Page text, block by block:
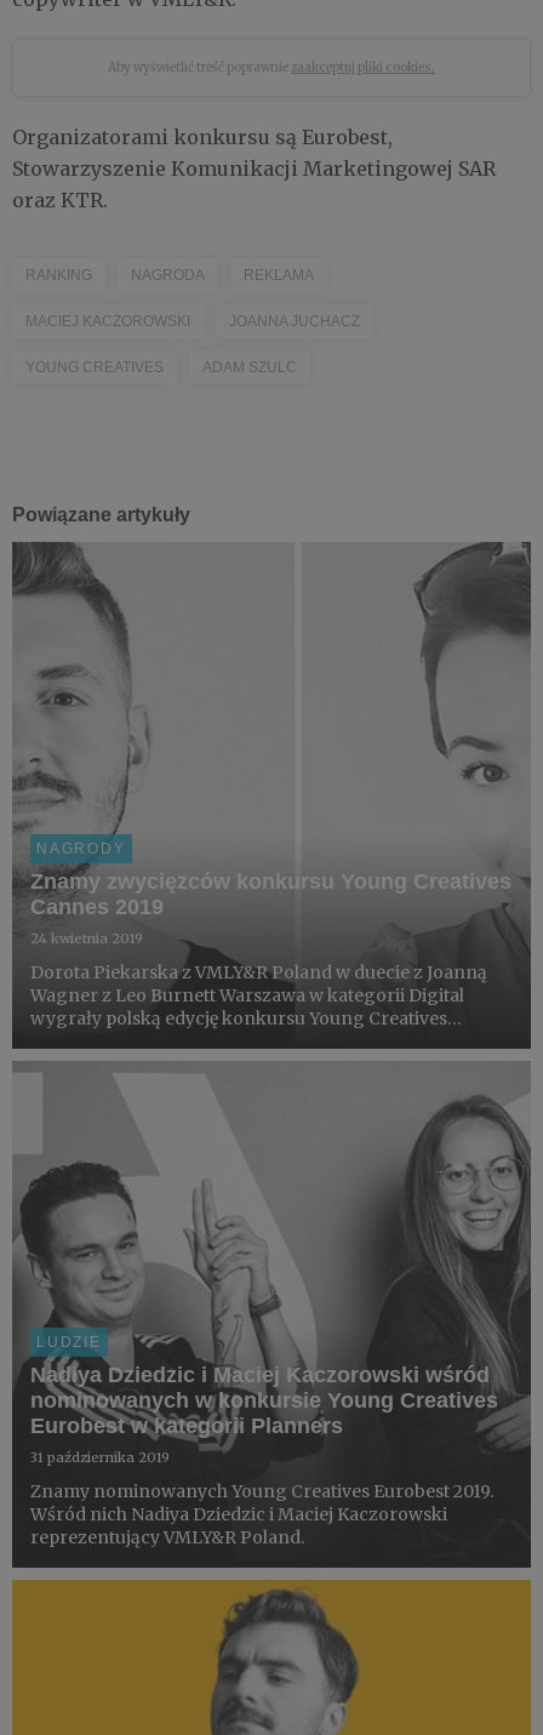
Aby wyświetlić treść poprawnie zaakceptuj pliki cookies.
Organizatorami konkursu są Eurobest,
Stowarzyszenie Komunikacji Marketingowej SAR
oraz KTR.
RANKING NAGRODA REKLAMA
MACIEJ KACZOROWSKI JOANNA JUCHACZ
YOUNG CREATIVES ADAM SZULC
Powiązane artykuły
NAGRODY
Znamy zwycięzców konkursu Young Creatives
Cannes 2019
24 kwietnia 2019
Dorota Piekarska z VMLY&R Poland w duecie z Joanną
Wagner z Leo Burnett Warszawa w kategorii Digital
wygrały polską edycję konkursu Young Creatives
VMLY&R Poland i Michał Oleksów z Cut The Mustard,
którzy wyg...
LUDZIE
Nadiya Dziedzic i Maciej Kaczorowski wśród
nominowanych w konkursie Young Creatives
Eurobest w kategorii Planners
31 października 2019
Znamy nominowanych Young Creatives Eurobest 2019.
Wśród nich Nadiya Dziedzic i Maciej Kaczorowski
reprezentujący VMLY&R Poland.